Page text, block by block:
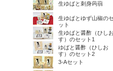
生ゆばと刺身蒟蒻
生ゆばとゆず山椒のセ
ット
生ゆばと醤酢（ひしお
す）のセット1
ゆばと醤酢（ひしお
す）のセット2
3-Aセット